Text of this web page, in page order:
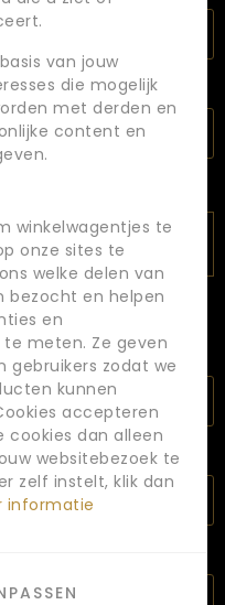
van jouw
die mogelijk
met derden en
content en
winkelwagentjes te
onze sites te
welke delen van
bezocht en helpen
en
meten. Ze geven
gebruikers zodat we
kunnen
accepteren
cookies dan alleen
websitebezoek te
zelf instelt, klik dan
informatie